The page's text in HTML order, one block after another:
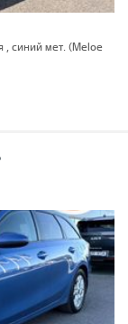
, синий мет. (Meloe